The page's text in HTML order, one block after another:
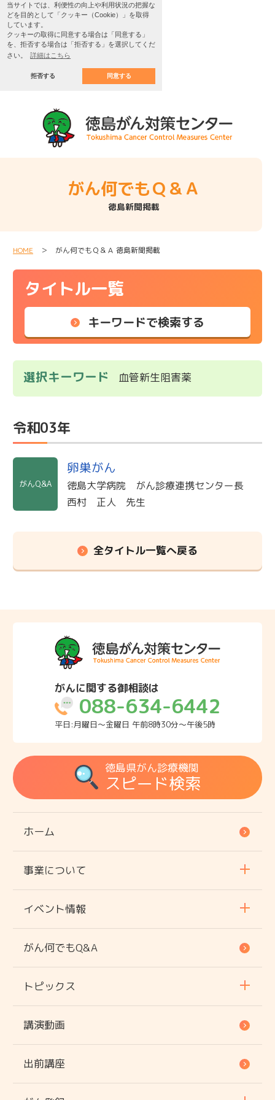
当サイトでは、利便性の向上や利用状況の把握な
どを目的として「クッキー（Cookie）」を取得
しています。
クッキーの取得に同意する場合は「同意する」
を、拒否する場合は「拒否する」を選択してくだ
さい。
詳細はこちら
拒否する 同意する
がん何でもＱ＆Ａ
徳島新聞掲載
HOME ＞ がん何でもＱ＆Ａ 徳島新聞掲載
タイトル一覧
キーワードで検索する
選択キーワード 血管新生阻害薬
令和03年
がんQ&A
卵巣がん
徳島大学病院 がん診療連携センター長
西村 正人 先生
全タイトル一覧へ戻る
がんに関する御相談は
088-634-6442
平日:月曜日～金曜日 午前8時30分～午後5時
徳島県がん診療機関
スピード検索
ホーム
事業について
イベント情報
がん何でもQ&A
トピックス
講演動画
出前講座